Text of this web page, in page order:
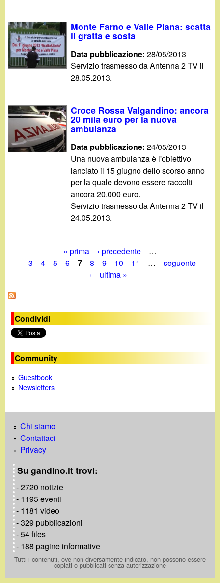
Monte Farno e Valle Piana: scatta
il gratta e sosta
Data pubblicazione:28/05/2013
Servizio trasmesso da Antenna 2 TV il
28.05.2013.
Croce Rossa Valgandino: ancora
20 mila euro per la nuova
ambulanza
Data pubblicazione:24/05/2013
Una nuova ambulanza è l'obiettivo
lanciato il 15 giugno dello scorso anno
per la quale devono essere raccolti
ancora 20.000 euro.
Servizio trasmesso da Antenna 2 TV il
24.05.2013.
g
i
n
e
« prima ‹ precedente
…
3
4 5 6 7 8 9 10 11 …
seguente
›
ultima »
Condividi
Community
Guestbook
Newsletters
Chi siamo
Contattaci
Privacy
Su gandino.it trovi:
- 2720 notizie
- 1195 eventi
- 1181 video
- 329 pubblicazioni
- 54 files
- 188 pagine informative
Tutti i contenuti, ove non diversamente indicato, non possono essere
copiati o pubblicati senza autorizzazione